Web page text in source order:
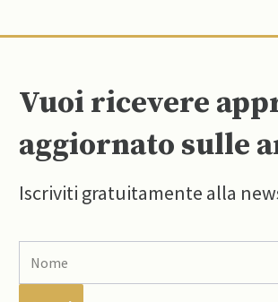
Vuoi ricevere
aggiornato sulle
Iscriviti gratuitamente alla